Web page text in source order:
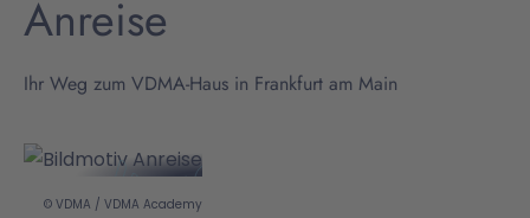
Anreise
Ihr Weg zum VDMA-Haus in Frankfurt am Main
© VDMA / VDMA Academy